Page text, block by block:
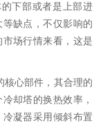
下部或者是上部进
缺点，不仅影响的
场行情来看，这是
心部件，其合理的
却塔的换热效率，
凝器采用倾斜布置